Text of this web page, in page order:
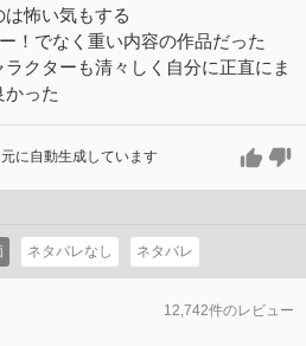
怖い気もする
！でなく重い内容の作品だった
クターも清々しく自分に正直にま
かった
に自動生成しています
ネタバレなし ネタバレ
12,742件のレビュー